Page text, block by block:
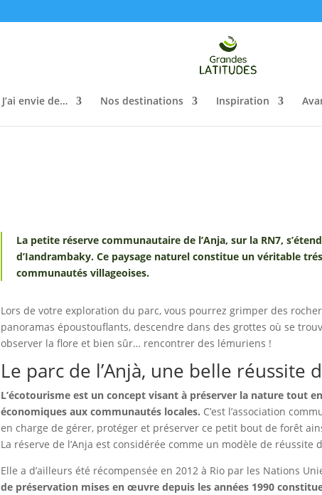
J’ai envie de… Nos destinations Inspiration
La petite réserve communautaire de l’Anja, sur la RN7,
d’Iandrambaky. Ce paysage naturel constitue un véritable
communautés villageoises.
Lors de votre exploration du parc, vous pourrez grimper des
panoramas époustouflants, descendre dans des grottes où se
observer la flore et bien sûr… rencontrer des lémuriens !
Le parc de l’Anjà, une belle réussite
L’écotourisme est un concept visant à préserver la nature tout
économiques aux communautés locales. C’est l’association
en charge de gérer, protéger et préserver ce petit bout de forêt
La réserve de l’Anja est considérée comme un modèle de réussite
Elle a d’ailleurs été récompensée en 2012 à Rio par les Nations
de préservation mises en œuvre depuis les années 1990